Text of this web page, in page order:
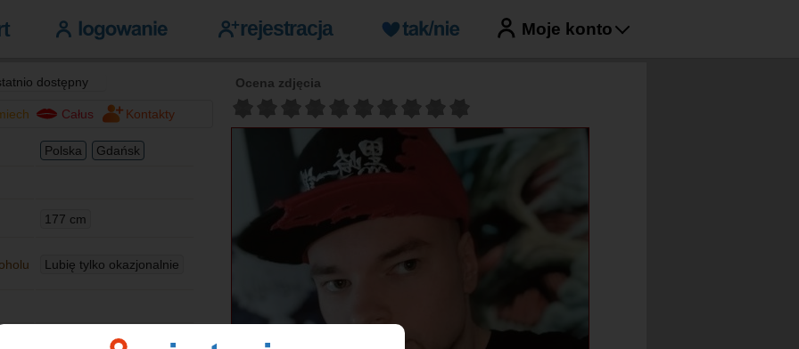
Moje konto
dostępny
Całus Kontakty
Polska Gdańsk
177 cm
Lubię tylko okazjonalnie
Ocena zdjęcia